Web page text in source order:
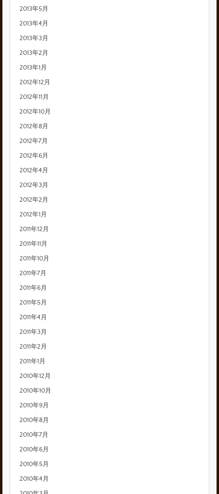
2013年5月
2013年4月
2013年3月
2013年2月
2013年1月
2012年12月
2012年11月
2012年10月
2012年8月
2012年7月
2012年6月
2012年4月
2012年3月
2012年2月
2012年1月
2011年12月
2011年11月
2011年10月
2011年7月
2011年6月
2011年5月
2011年4月
2011年3月
2011年2月
2011年1月
2010年12月
2010年10月
2010年9月
2010年8月
2010年7月
2010年6月
2010年5月
2010年4月